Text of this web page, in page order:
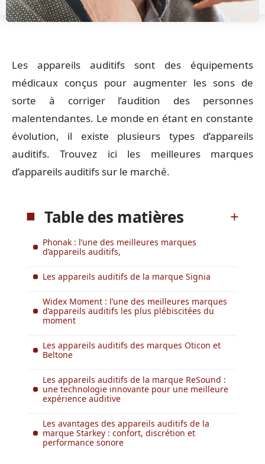
Les appareils auditifs sont des équipements
médicaux conçus pour augmenter les sons de
sorte à corriger l’audition des personnes
malentendantes. Le monde en étant en constante
évolution, il existe plusieurs types d’appareils
auditifs. Trouvez ici les meilleures marques
d’appareils auditifs sur le marché.
Table des matières
Phonak : l’une des meilleures marques
d’appareils auditifs,
Les appareils auditifs de la marque Signia
Widex Moment : l’une des meilleures marques
d’appareils auditifs les plus plébiscitées du
moment
Les appareils auditifs des marques Oticon et
Beltone
Les appareils auditifs de la marque ReSound :
une technologie innovante pour une meilleure
expérience auditive
Les avantages des appareils auditifs de la
marque Starkey : confort, discrétion et
performance sonore